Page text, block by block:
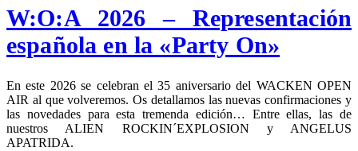
W:O:A 2026 – Representación
española en la «Party On»
En este 2026 se celebran el 35 aniversario del WACKEN OPEN
AIR al que volveremos. Os detallamos las nuevas confirmaciones y
las novedades para esta tremenda edición… Entre ellas, las de
nuestros ALIEN ROCKIN´EXPLOSION y ANGELUS
APATRIDA.